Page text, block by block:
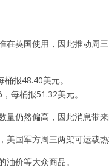
英国使用，因此推动周
报48.40美元。
每桶报51.32美元。
仍然偏高，因此消息带来
国军方周三两架可运载
价等大众商品。